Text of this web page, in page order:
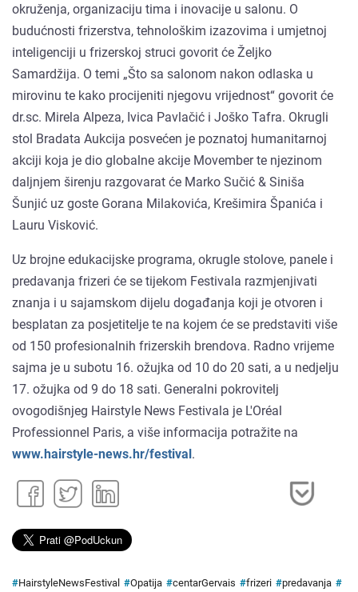
okruženja, organizaciju tima i inovacije u salonu. O
budućnosti frizerstva, tehnološkim izazovima i umjetnoj
inteligenciji u frizerskoj struci govorit će Željko
Samardžija. O temi „Što sa salonom nakon odlaska u
mirovinu te kako procijeniti njegovu vrijednost“ govorit će
dr.sc. Mirela Alpeza, Ivica Pavlačić i Joško Tafra. Okrugli
stol Bradata Aukcija posvećen je poznatoj humanitarnoj
akciji koja je dio globalne akcije Movember te njezinom
daljnjem širenju razgovarat će Marko Sučić & Siniša
Šunjić uz goste Gorana Milakovića, Krešimira Španića i
Lauru Visković.
Uz brojne edukacijske programa, okrugle stolove, panele i
predavanja frizeri će se tijekom Festivala razmjenjivati
znanja i u sajamskom dijelu događanja koji je otvoren i
besplatan za posjetitelje te na kojem će se predstaviti više
od 150 profesionalnih frizerskih brendova. Radno vrijeme
sajma je u subotu 16. ožujka od 10 do 20 sati, a u nedjelju
17. ožujka od 9 do 18 sati. Generalni pokrovitelj
ovogodišnjeg Hairstyle News Festivala je L'Oréal
Professionnel Paris, a više informacija potražite na
www.hairstyle-news.hr/festival.
#HairstyleNewsFestival #Opatija #centarGervais #frizeri #predavanja #